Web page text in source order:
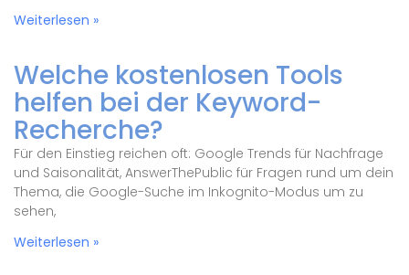
Weiterlesen »
Welche kostenlosen Tools
helfen bei der Keyword-
Recherche?
Für den Einstieg reichen oft: Google Trends für Nachfrage
und Saisonalität, AnswerThePublic für Fragen rund um dein
Thema, die Google-Suche im Inkognito-Modus um zu
sehen,
Weiterlesen »